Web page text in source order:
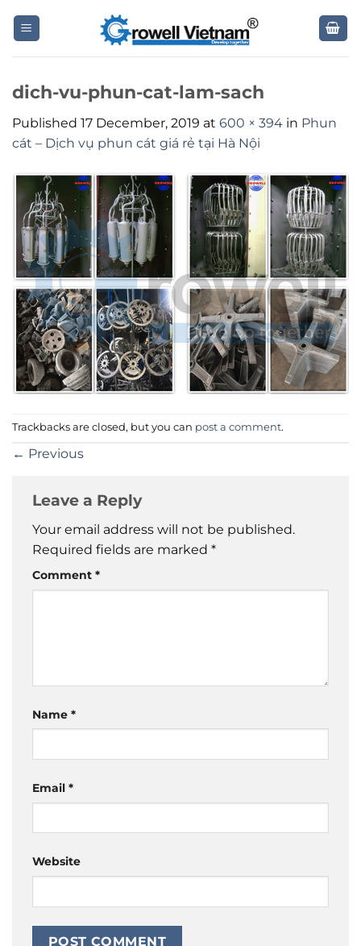
dich-vu-phun-cat-lam-sach
Published 17 December, 2019 at 600 × 394 in Phun
cát – Dịch vụ phun cát giá rẻ tại Hà Nội
Trackbacks are closed, but you can post a comment.
← Previous
Leave a Reply
Your email address will not be published.
Required fields are marked *
Comment *
Name *
Email *
Website